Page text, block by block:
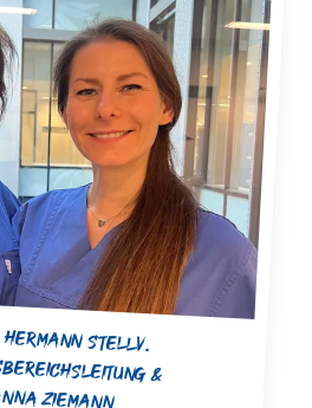
stellv.
&
Ziemann